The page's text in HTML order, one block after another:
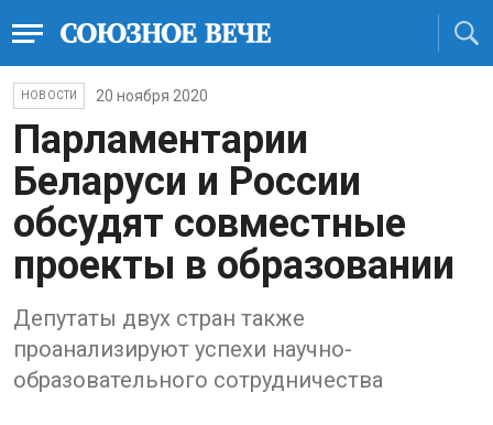
НОВОСТИ 20 ноября 2020
Парламентарии
Беларуси и России
обсудят совместные
проекты в образовании
Депутаты двух стран также
проанализируют успехи научно-
образовательного сотрудничества